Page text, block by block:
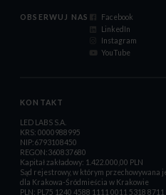
OBSERWUJ NAS
Facebook
LinkedIn
Instagram
YouTube
KONTAKT
LED LABS S.A.
KRS: 0000988995
NIP:6793108450
REGON:360837680
Kapitał zakładowy: 1.422.000,00 PLN
Sąd rejestrowy, w którym przechowywana
dla Krakowa-Śródmieścia w Krakowie
PLN: PL75 1240 4588 1111 0011 5318 8711